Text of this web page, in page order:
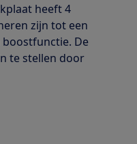
heeft 4
zijn tot een
De
te stellen door